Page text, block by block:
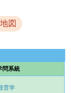
地図
問系統
営学